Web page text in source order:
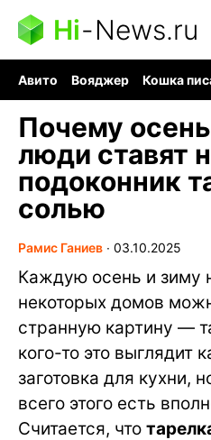
Hi-News.ru
Авито Вояджер Кошка
Почему
люди ставят
подоконник
солью
Рамис Ганиев ∙ 03.10.2025
Каждую осень и зиму
некоторых домов
странную картину —
кого-то это выглядит
заготовка для кухни,
всего этого есть
Считается, что